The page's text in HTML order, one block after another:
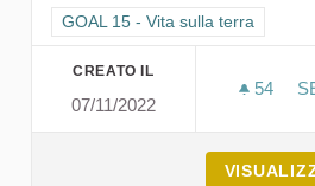
Filtra i risultati per categoria:
GOAL 15 - Vita sulla terra
CREATO IL
07/11/2022
54